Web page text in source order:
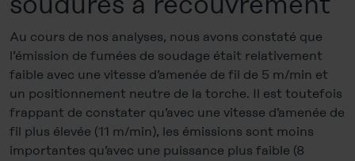
Au cours de nos analyses, nous avons constaté que
l’émission de fumées de soudage était relativement
faible avec une vitesse d’amenée de fil de 5 m/min et
un positionnement neutre de la torche. Il est toutefois
frappant de constater qu’avec une vitesse d’amenée de
fil plus élevée (11 m/min), les émissions sont moins
importantes qu’avec une puissance plus faible (8